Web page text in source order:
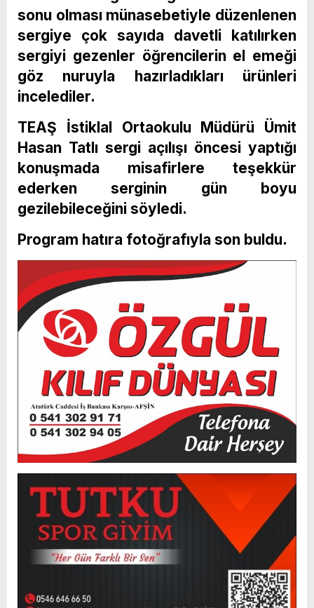
sonu olması münasebetiyle düzenlenen
sergiye çok sayıda davetli katılırken
sergiyi gezenler öğrencilerin el emeği
göz nuruyla hazırladıkları ürünleri
incelediler.
TEAŞ İstiklal Ortaokulu Müdürü Ümit
Hasan Tatlı sergi açılışı öncesi yaptığı
konuşmada misafirlere teşekkür
ederken serginin gün boyu
gezilebileceğini söyledi.
Program hatıra fotoğrafıyla son buldu.